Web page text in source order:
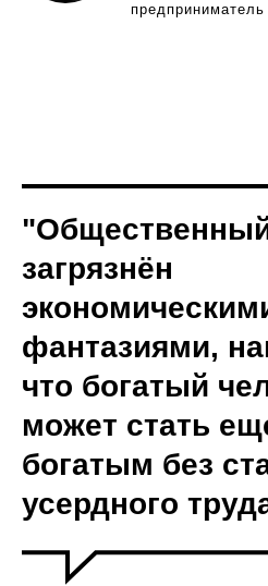
предприниматель
загрязнён
фантазиями,
что богатый
может стать
богатым без
усердного